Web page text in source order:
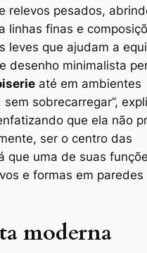
relevos pesados,
linhas finas e
leves que ajudam a
desenho minimalista
até em ambientes
sobrecarregar”,
que ela não
ser o centro das
que uma de suas
e formas em paredes
moderna